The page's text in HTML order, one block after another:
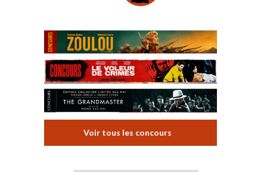
Voir tous les concours